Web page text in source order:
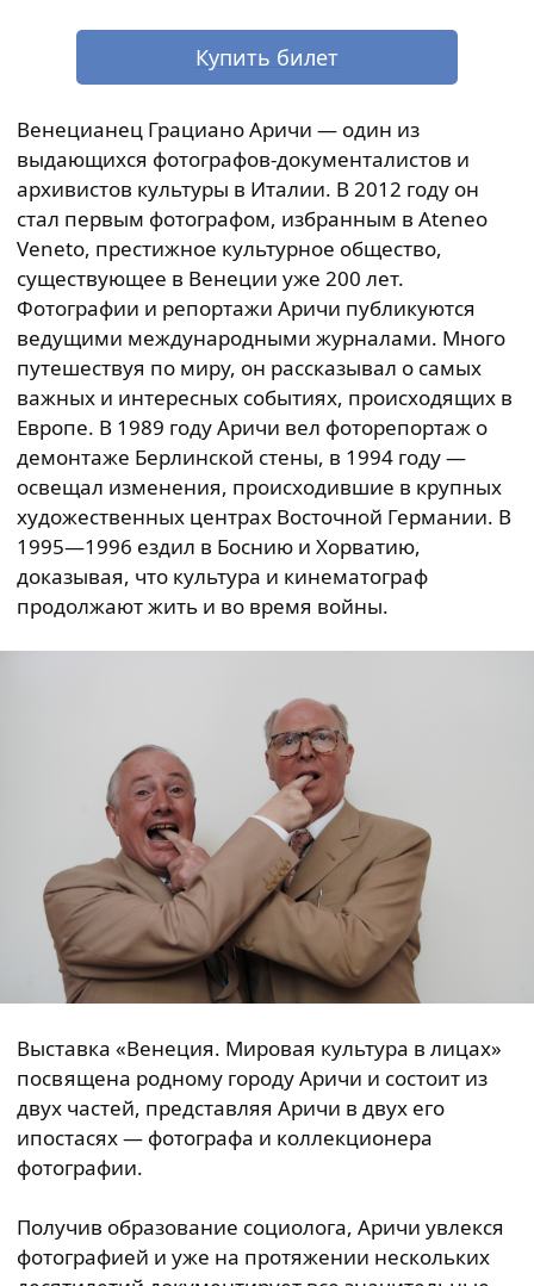
Купить билет
Венецианец Грациано Аричи — один из
выдающихся фотографов-документалистов и
архивистов культуры в Италии. В 2012 году он
стал первым фотографом, избранным в Ateneo
Veneto, престижное культурное общество,
существующее в Венеции уже 200 лет.
Фотографии и репортажи Аричи публикуются
ведущими международными журналами. Много
путешествуя по миру, он рассказывал о самых
важных и интересных событиях, происходящих в
Европе. В 1989 году Аричи вел фоторепортаж о
демонтаже Берлинской стены, в 1994 году —
освещал изменения, происходившие в крупных
художественных центрах Восточной Германии. В
1995—1996 ездил в Боснию и Хорватию,
доказывая, что культура и кинематограф
продолжают жить и во время войны.
Выставка «Венеция. Мировая культура в лицах»
посвящена родному городу Аричи и состоит из
двух частей, представляя Аричи в двух его
ипостасях — фотографа и коллекционера
фотографии.
Получив образование социолога, Аричи увлекся
фотографией и уже на протяжении нескольких